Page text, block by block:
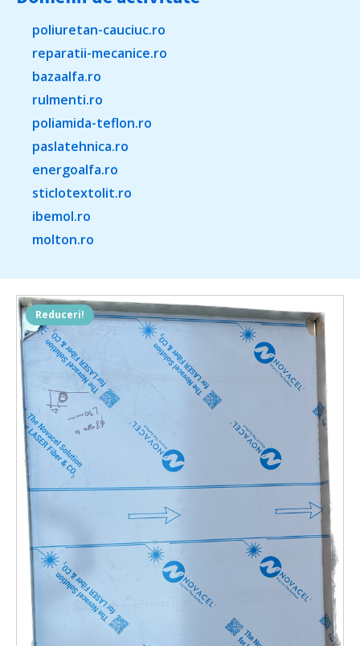
poliuretan-cauciuc.ro
reparatii-mecanice.ro
bazaalfa.ro
rulmenti.ro
poliamida-teflon.ro
paslatehnica.ro
energoalfa.ro
sticlotextolit.ro
ibemol.ro
molton.ro
Reduceri!